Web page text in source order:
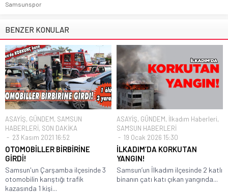
Samsunspor
BENZER KONULAR
ASAYİŞ, GÜNDEM, SAMSUN
HABERLERİ, SON DAKİKA
23 Kasım 2021 16:52
OTOMOBİLLER BİRBİRİNE
GİRDİ!
Samsun'un Çarşamba ilçesinde 3
otomobilin karıştığı trafik
kazasında 1 kişi...
ASAYİŞ, GÜNDEM, İlkadım Haberleri,
SAMSUN HABERLERİ
19 Ocak 2026 15:30
İLKADIM’DA KORKUTAN
YANGIN!
Samsun’un İlkadım ilçesinde 2 katlı
binanın çatı katı çıkan yangında...